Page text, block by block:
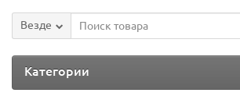
Везде
Категории